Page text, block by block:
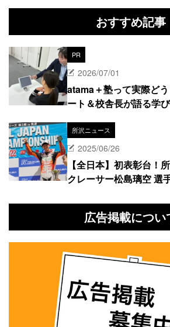
おすすめ記事
PR
2026/07/01
atama＋塾って実際ど
ート＆校舎長が語る学
所沢ニュース
2025/06/26
【全日本】初表彰台！
クレーサー松島璃空 選
広告掲載につい